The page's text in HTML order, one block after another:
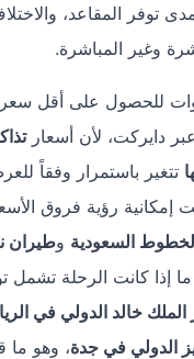
المقاعد، والاختلاف بين
المباشرة.
على أقل سعر هي
لأن أسعارتذاكر
باستمرار وفقاً للعرض
رؤية فروق الأسعار بين
السعوديةوطيران ناسو
كانت الرحلة تشمل
خالد الدولي في الرياض
في جدة، وهو ما قد